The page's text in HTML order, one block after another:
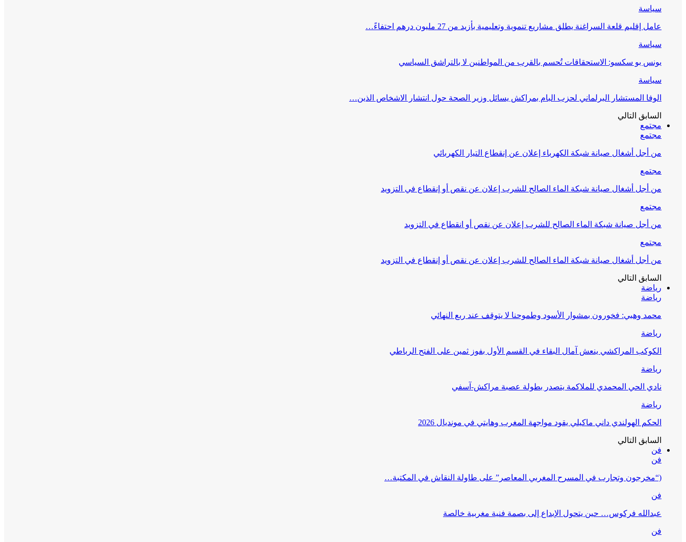
سياسة
عامل إقليم قلعة السراغنة يطلق مشاريع تنموية وتعليمية بأزيد من 27 مليون درهم احتفاءً…
سياسة
يونس بو سكسو: الاستحقاقات تُحسم بالقرب من المواطنين لا بالتراشق السياسي
سياسة
الوفا المستشار البرلماني لحزب البام بمراكش يسائل وزير الصحة حول انتشار الاشخاص الذين…
السابق التالي
مجتمع
مجتمع
من أجل أشغال صيانة شبكة الكهرباء إعلان عن إنقطاع التيار الكهربائي
مجتمع
من أجل أشغال صيانة شبكة الماء الصالح للشرب إعلان عن نقص أو إنقطاع في التزويد
مجتمع
من أجل صيانة شبكة الماء الصالح للشرب إعلان عن نقص أو انقطاع في التزويد
مجتمع
من أجل أشغال صيانة شبكة الماء الصالح للشرب إعلان عن نقص أو إنقطاع في التزويد
السابق التالي
رياضة
رياضة
محمد وهبي: فخورون بمشوار الأسود وطموحنا لا يتوقف عند ربع النهائي
رياضة
الكوكب المراكشي ينعش آمال البقاء في القسم الأول بفوز ثمين على الفتح الرباطي
رياضة
نادي الحي المحمدي للملاكمة يتصدر بطولة عصبة مراكش-آسفي
رياضة
الحكم الهولندي داني ماكيلي يقود مواجهة المغرب وهايتي في مونديال 2026
السابق التالي
فن
فن
(“مخرجون وتجارب في المسرح المغربي المعاصر” على طاولة النقاش في المكتبة…
فن
عبدالله فركوس… حين يتحول الإبداع إلى بصمة فنية مغربية خالصة
فن